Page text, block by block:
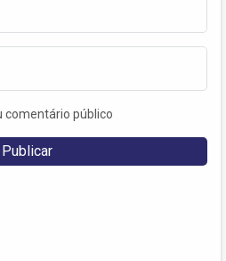
comentário público